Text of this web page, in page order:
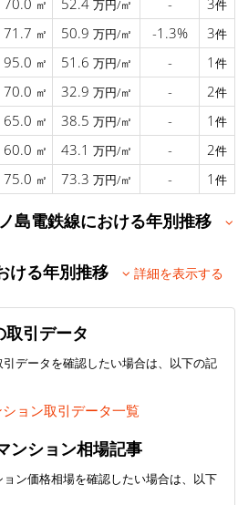
70.0 ㎡ 52.4 万円/㎡ - 3件
71.7 ㎡ 50.9 万円/㎡ -1.3% 3件
95.0 ㎡ 51.6 万円/㎡ - 1 件
70.0 ㎡ 32.9 万円/㎡ - 2件
65.0 ㎡ 38.5 万円/㎡ - 1 件
60.0 ㎡ 43.1 万円/㎡ - 2件
75.0 ㎡ 73.3 万円/㎡ - 1 件
島電鉄線における年別推移
ける年別推移 詳細を表示する
取引データ
データを確認したい場合は、以下の記
ョン取引データ一覧
ンション相場記事
ン価格相場を確認したい場合は、以下